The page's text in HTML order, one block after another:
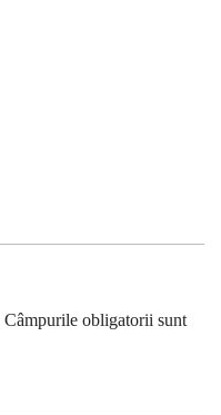
Câmpurile obligatorii sunt